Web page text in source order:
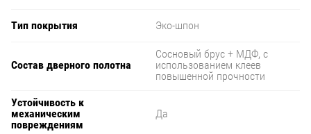
Тип покрытия Эко-шпон
Состав дверного полотна
Сосновый брус + МДФ, с
использованием клеев
повышенной прочности
Устойчивость к
механическим
повреждениям
Да